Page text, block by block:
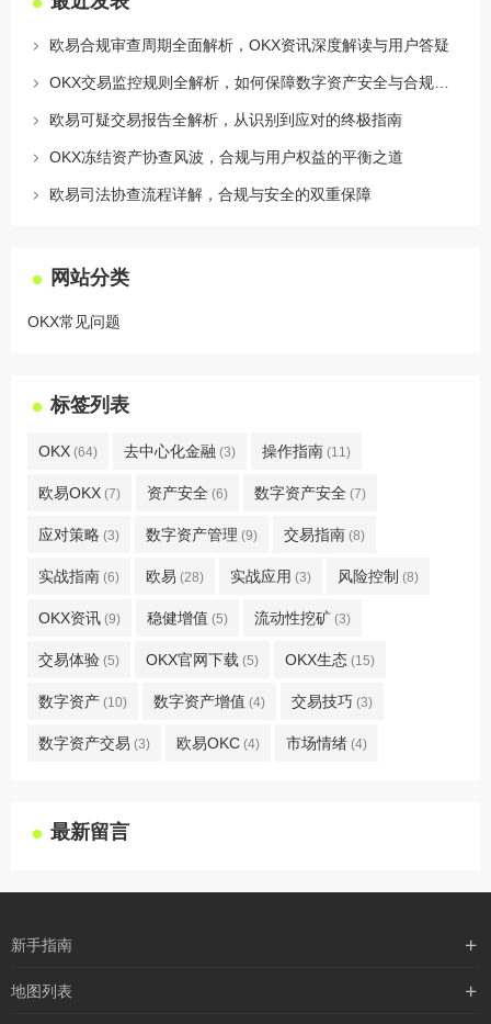
欧易合规审查周期全面解析，OKX资讯深度解读与用户答疑
欧易可疑交易报告全解析，从识别到应对的终极指南
OKX冻结资产协查风波，合规与用户权益的平衡之道
欧易司法协查流程详解，合规与安全的双重保障
网站分类
OKX常见问题
标签列表
OKX (64) 去中心化金融 (3) 操作指南 (11)
欧易OKX (7) 资产安全 (6) 数字资产安全 (7)
应对策略 (3) 数字资产管理 (9) 交易指南 (8)
实战指南 (6) 欧易 (28) 实战应用 (3) 风险控制 (8)
OKX资讯 (9) 稳健增值 (5) 流动性挖矿 (3)
交易体验 (5) OKX官网下载 (5) OKX生态 (15)
数字资产 (10) 数字资产增值 (4) 交易技巧 (3)
数字资产交易 (3) 欧易OKC (4) 市场情绪 (4)
最新留言
新手指南
购买流程
地图列表